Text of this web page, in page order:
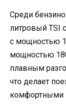
Среди
литровый TSI
с мощностью
мощностью
плавным
что делает
комфортными